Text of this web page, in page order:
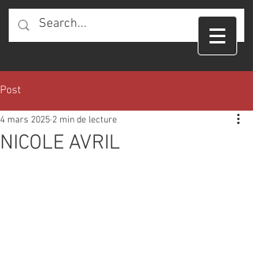
Post
NICOLE AVRIL
4 mars 2025 2 min de lecture